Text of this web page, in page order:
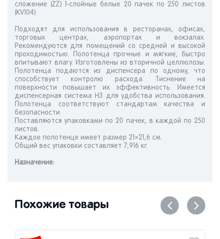
сложение (ZZ) 1-слойные белые 20 пачек по 250 листов
(KV104)
Подходят для использования в ресторанах, офисах,
торговых центрах, аэропортах и вокзалах.
Рекомендуются для помещений со средней и высокой
проходимостью. Полотенца прочные и мягкие, быстро
впитывают влагу. Изготовлены из вторичной целлюлозы.
Полотенца подаются из диспенсера по одному, что
способствует контролю расхода. Тиснение на
поверхности повышает их эффективность. Имеется
диспенсерная система H3 для удобства использования.
Полотенца соответствуют стандартам качества и
безопасности.
Поставляются упаковками по 20 пачек, в каждой по 250
листов.
Каждое полотенце имеет размер 21×21,6 см.
Общий вес упаковки составляет 7,916 кг.
Назначениe:
Похожие товары